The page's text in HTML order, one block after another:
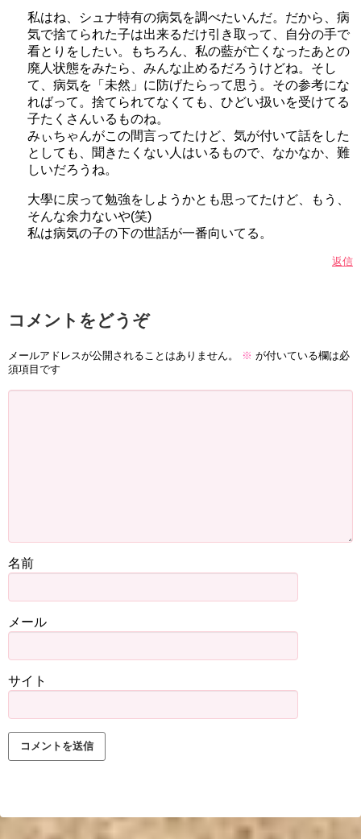
私はね、シュナ特有の病気を調べたいんだ。だから、病
気で捨てられた子は出来るだけ引き取って、自分の手で
看とりをしたい。もちろん、私の藍が亡くなったあとの
廃人状態をみたら、みんな止めるだろうけどね。そし
て、病気を「未然」に防げたらって思う。その参考にな
ればって。捨てられてなくても、ひどい扱いを受けてる
子たくさんいるものね。
みぃちゃんがこの間言ってたけど、気が付いて話をした
としても、聞きたくない人はいるもので、なかなか、難
しいだろうね。
大學に戻って勉強をしようかとも思ってたけど、もう、
そんな余力ないや(笑)
私は病気の子の下の世話が一番向いてる。
返信
コメントをどうぞ
メールアドレスが公開されることはありません。 ※ が付いている欄は必
須項目です
名前
メール
サイト